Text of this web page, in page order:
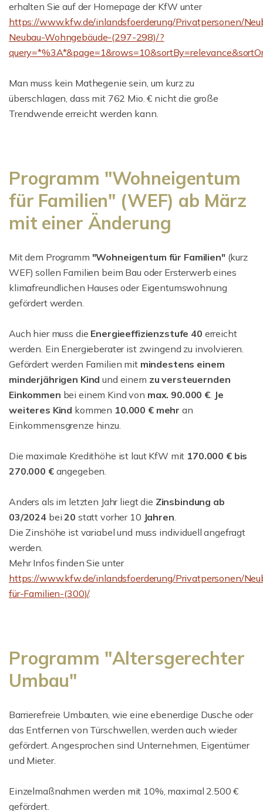
erhalten Sie auf der Homepage der KfW unter
https://www.kfw.de/inlandsfoerderung/Privatpersonen/
Neubau-Wohngebäude-(297-298)/?
Man muss kein Mathegenie sein, um kurz zu
überschlagen, dass mit 762 Mio. € nicht die große
Trendwende erreicht werden kann.
Programm "Wohneigentum
für Familien" (WEF) ab März
mit einer Änderung
Mit dem Programm "Wohneigentum für Familien"(kurz
WEF) sollen Familien beim Bau oder Ersterwerb eines
klimafreundlichen Hauses oder Eigentumswohnung
gefördert werden.
Auch hier muss die Energieeffizienzstufe 40 erreicht
werden. Ein Energieberater ist zwingend zu involvieren.
Gefördert werden Familien mit mindestens einem
minderjährigen Kind und einem zu versteuernden
Einkommen bei einem Kind von max. 90.000 €. Je
weiteres Kind kommen 10.000 € mehr an
Einkommensgrenze hinzu.
Die maximale Kredithöhe ist laut KfW mit 170.000 € bis
270.000 € angegeben.
Anders als im letzten Jahr liegt die Zinsbindung ab
03/2024 bei20 statt vorher 10 Jahren.
Die Zinshöhe ist variabel und muss individuell angefragt
werden.
Mehr Infos finden Sie unter
https://www.kfw.de/inlandsfoerderung/Privatpersonen/
für-Familien-(300)/.
Programm "Altersgerechter
Umbau"
Barrierefreie Umbauten, wie eine ebenerdige Dusche oder
das Entfernen von Türschwellen, werden auch wieder
gefördert. Angesprochen sind Unternehmen, Eigentümer
und Mieter.
Einzelmaßnahmen werden mit 10%, maximal 2.500 €
gefördert.